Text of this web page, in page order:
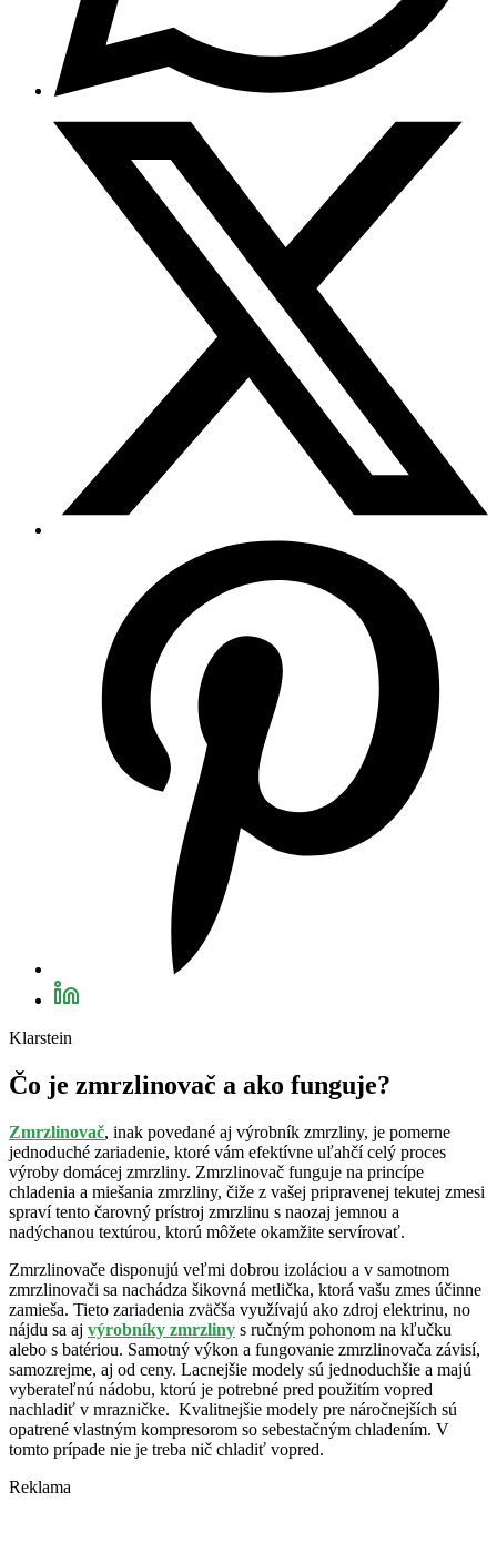
Klarstein
Čo je zmrzlinovač a ako funguje?
Zmrzlinovač, inak povedané aj výrobník zmrzliny, je pomerne
jednoduché zariadenie, ktoré vám efektívne uľahčí celý proces
výroby domácej zmrzliny. Zmrzlinovač funguje na princípe
chladenia a miešania zmrzliny, čiže z vašej pripravenej tekutej zmesi
spraví tento čarovný prístroj zmrzlinu s naozaj jemnou a
nadýchanou textúrou, ktorú môžete okamžite servírovať.
Zmrzlinovače disponujú veľmi dobrou izoláciou a v samotnom
zmrzlinovači sa nachádza šikovná metlička, ktorá vašu zmes účinne
zamieša. Tieto zariadenia zväčša využívajú ako zdroj elektrinu, no
nájdu sa aj výrobníky zmrzliny s ručným pohonom na kľučku
alebo s batériou. Samotný výkon a fungovanie zmrzlinovača závisí,
samozrejme, aj od ceny. Lacnejšie modely sú jednoduchšie a majú
vyberateľnú nádobu, ktorú je potrebné pred použitím vopred
nachladiť v mrazničke. Kvalitnejšie modely pre náročnejších sú
opatrené vlastným kompresorom so sebestačným chladením. V
tomto prípade nie je treba nič chladiť vopred.
Reklama